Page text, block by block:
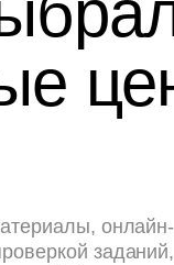
онлайн-
заданий,